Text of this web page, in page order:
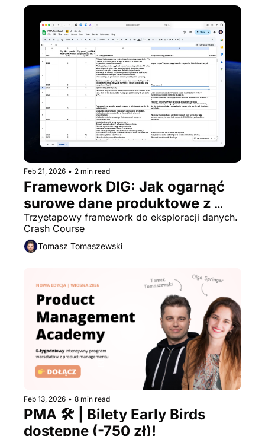
Feb 21, 2026 • 2 min read
Framework DIG: Jak ogarnąć
surowe dane produktowe z
pomocą AI?
Trzyetapowy framework do eksploracji danych.
Crash Course
Tomasz Tomaszewski
Feb 13, 2026 • 8 min read
PMA 🛠️ | Bilety Early Birds
dostępne (-750 zł)!